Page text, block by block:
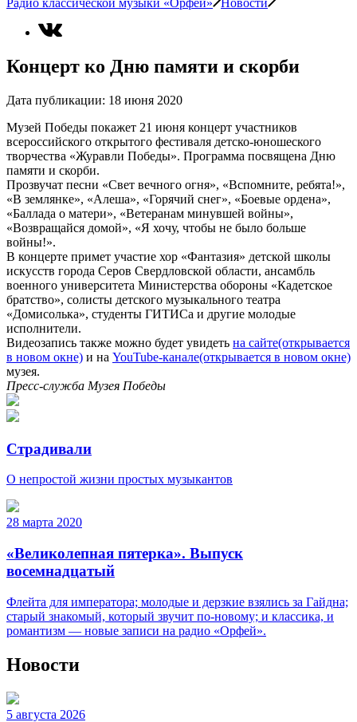
Радио классической музыки «Орфей» Новости
Концерт ко Дню памяти и скорби
Дата публикации: 18 июня 2020
Музей Победы покажет 21 июня концерт участников
всероссийского открытого фестиваля детско-юношеского
творчества «Журавли Победы». Программа посвящена Дню
памяти и скорби.
Прозвучат песни «Свет вечного огня», «Вспомните, ребята!»,
«В землянке», «Алеша», «Горячий снег», «Боевые ордена»,
«Баллада о матери», «Ветеранам минувшей войны»,
«Возвращайся домой», «Я хочу, чтобы не было больше
войны!».
В концерте примет участие хор «Фантазия» детской школы
искусств города Серов Свердловской области, ансамбль
военного университета Министерства обороны «Кадетское
братство», солисты детского музыкального театра
«Домисолька», студенты ГИТИСа и другие молодые
исполнители.
Видеозапись также можно будет увидеть на сайте(открывается
в новом окне) и на YouTube-канале(открывается в новом окне)
музея.
Пресс-служба Музея Победы
Страдивали
О непростой жизни простых музыкантов
28 марта 2020
«Великолепная пятерка». Выпуск
восемнадцатый
Флейта для императора; молодые и дерзкие взялись за Гайдна;
старый знакомый, который звучит по-новому; и классика, и
романтизм — новые записи на радио «Орфей».
Новости
5 августа 2026